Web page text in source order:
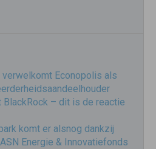
verwelkomt Econopolis als
BlackRock – dit is de reactie
komt er alsnog dankzij
Energie & Innovatiefonds